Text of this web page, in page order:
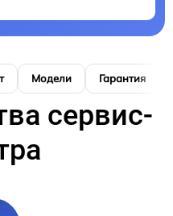
Модели Гарантия
сервис-